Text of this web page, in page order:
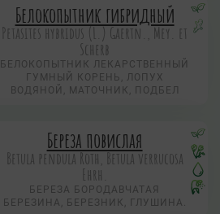
Белокопытник гибридный
Petasites hybridus (L.) Gaertn., Mey. et
Scherb
БЕЛОКОПЫТНИК ЛЕКАРСТВЕННЫЙ
ГУМНЫЙ КОРЕНЬ, ЛОПУХ
ВОДЯНОЙ, МАТОЧНИК, ПОДБЕЛ
Береза повислая
Betula pendula Roth, Betula verrucosa
Ehrh.
БЕРЕЗА БОРОДАВЧАТАЯ
БЕРЕЗИНА, БЕРЕЗНИК, ГЛУШИНА.